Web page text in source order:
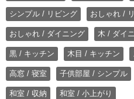
シンプル / リビング おしゃれ /
おしゃれ / ダイニング 木 / ダイ
黒 / キッチン 木目 / キッチン
高窓 / 寝室 子供部屋 / シンプル
和室 / 収納 和室 / 小上がり